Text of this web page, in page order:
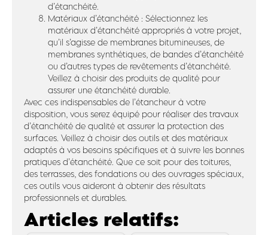
d’étanchéité.
Matériaux d’étanchéité : Sélectionnez les
matériaux d’étanchéité appropriés à votre projet,
qu’il s’agisse de membranes bitumineuses, de
membranes synthétiques, de bandes d’étanchéité
ou d’autres types de revêtements d’étanchéité.
Veillez à choisir des produits de qualité pour
assurer une étanchéité durable.
Avec ces indispensables de l’étancheur à votre
disposition, vous serez équipé pour réaliser des travaux
d’étanchéité de qualité et assurer la protection des
surfaces. Veillez à choisir des outils et des matériaux
adaptés à vos besoins spécifiques et à suivre les bonnes
pratiques d’étanchéité. Que ce soit pour des toitures,
des terrasses, des fondations ou des ouvrages spéciaux,
ces outils vous aideront à obtenir des résultats
professionnels et durables.
Articles relatifs: